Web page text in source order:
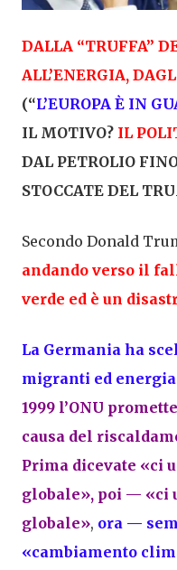
DALLA “TRUFFA”
ALL’ENERGIA,
(“L’EUROPA È IN
IL MOTIVO? IL
DAL PETROLIO
STOCCATE DEL
Secondo Donald
andando verso il
verde ed è un
La Germania ha
migranti ed
1999 l’ONU
causa del
Prima dicevate «ci
globale», poi — «ci
globale», ora —
«cambiamento